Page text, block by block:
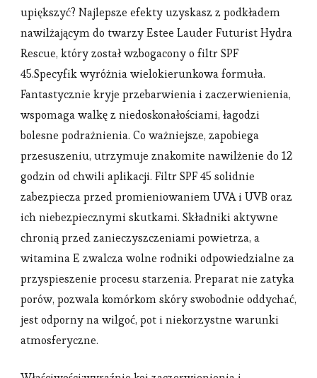
upiększyć? Najlepsze efekty uzyskasz z podkładem
nawilżającym do twarzy Estee Lauder Futurist Hydra
Rescue, który został wzbogacony o filtr SPF
45.Specyfik wyróżnia wielokierunkowa formuła.
Fantastycznie kryje przebarwienia i zaczerwienienia,
wspomaga walkę z niedoskonałościami, łagodzi
bolesne podrażnienia. Co ważniejsze, zapobiega
przesuszeniu, utrzymuje znakomite nawilżenie do 12
godzin od chwili aplikacji. Filtr SPF 45 solidnie
zabezpiecza przed promieniowaniem UVA i UVB oraz
ich niebezpiecznymi skutkami. Składniki aktywne
chronią przed zanieczyszczeniami powietrza, a
witamina E zwalcza wolne rodniki odpowiedzialne za
przyspieszenie procesu starzenia. Preparat nie zatyka
porów, pozwala komórkom skóry swobodnie oddychać,
jest odporny na wilgoć, pot i niekorzystne warunki
atmosferyczne.